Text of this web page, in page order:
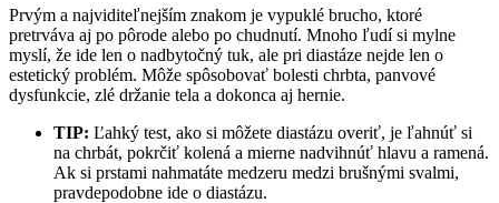
Prvým a najviditeľnejším znakom je vypuklé brucho, ktoré
pretrváva aj po pôrode alebo po chudnutí. Mnoho ľudí si mylne
myslí, že ide len o nadbytočný tuk, ale pri diastáze nejde len o
estetický problém. Môže spôsobovať bolesti chrbta, panvové
dysfunkcie, zlé držanie tela a dokonca aj hernie.
TIP: Ľahký test, ako si môžete diastázu overiť, je ľahnúť si
na chrbát, pokrčiť kolená a mierne nadvihnúť hlavu a ramená.
Ak si prstami nahmatáte medzeru medzi brušnými svalmi,
pravdepodobne ide o diastázu.